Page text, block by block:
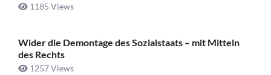
1185 Views
Wider die Demontage des Sozialstaats – mit Mitteln
des Rechts
1257 Views